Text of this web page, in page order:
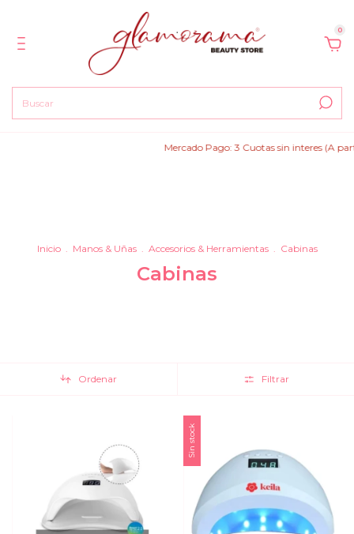
0
Mercado Pago: 3 Cuotas sin interes (A
Inicio . Manos & Uñas . Accesorios & Herramientas . Cabinas
Cabinas
Ordenar Filtrar
Sin stock